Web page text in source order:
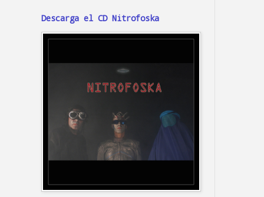
Descarga el CD Nitrofoska